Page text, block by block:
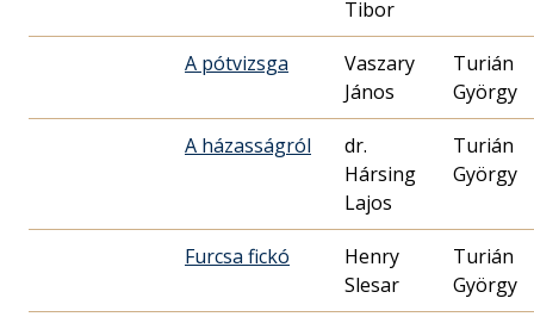
Tibor
A pótvizsga
Vaszary
János
Turián
György
A házasságról
dr.
Hársing
Lajos
Turián
György
Furcsa fickó
Henry
Slesar
Turián
György